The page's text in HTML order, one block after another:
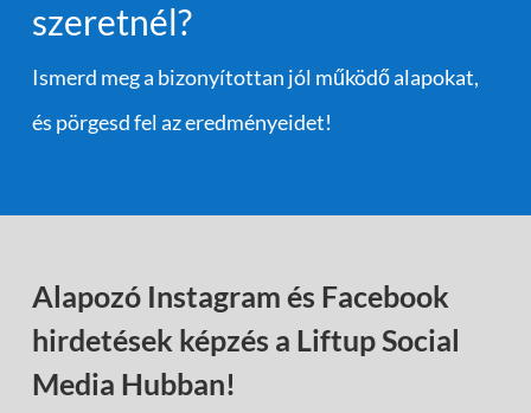
szeretnél?
Ismerd meg a bizonyítottan jól működő alapokat,
és pörgesd fel az eredményeidet!
Alapozó Instagram és Facebook
hirdetések képzés a Liftup Social
Media Hubban!